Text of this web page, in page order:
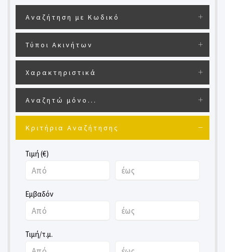
Αναζήτηση με Κωδικό
Τύποι Ακινήτων
Χαρακτηριστικά
Αναζητώ μόνο...
Κριτήρια Αναζήτησης
Τιμή (€)
Εμβαδόν
Τιμή/τ.μ.